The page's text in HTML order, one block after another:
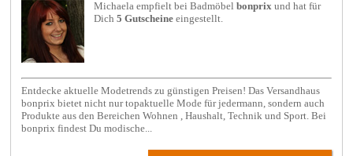
Michaela empfielt beiBadmöbel bonprix und hat für
Dich5 Gutscheine eingestellt.
Entdecke aktuelle Modetrends zu günstigen Preisen! Das Versandhaus
bonprix bietet nicht nur topaktuelle Mode für jedermann, sondern auch
Produkte aus den Bereichen Wohnen , Haushalt, Technik und Sport. Bei
bonprix findest Du modische...